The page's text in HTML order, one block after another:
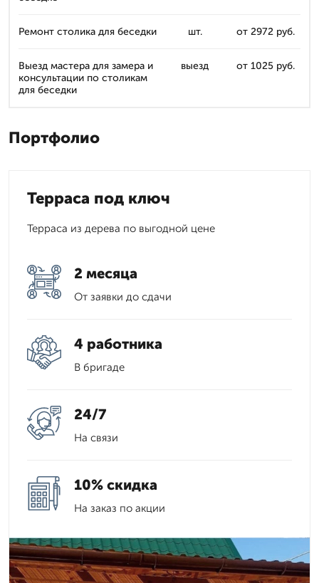
Ремонт столика для беседки шт. от 2972 руб.
Выезд мастера для замера и
консультации по столикам
для беседки
выезд от 1025 руб.
Портфолио
Терраса под ключ
Терраса из дерева по выгодной цене
2 месяца
От заявки до сдачи
4 работника
В бригаде
24/7
На связи
10% скидка
На заказ по акции